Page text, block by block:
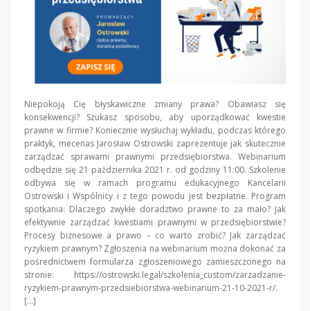
Niepokoją Cię błyskawiczne zmiany prawa? Obawiasz się
konsekwencji? Szukasz sposobu, aby uporządkować kwestie
prawne w firmie? Koniecznie wysłuchaj wykładu, podczas którego
praktyk, mecenas Jarosław Ostrowski zaprezentuje jak skutecznie
zarządzać sprawami prawnymi przedsiębiorstwa. Webinarium
odbędzie się 21 października 2021 r. od godziny 11:00. Szkolenie
odbywa się w ramach programu edukacyjnego Kancelarii
Ostrowski i Wspólnicy i z tego powodu jest bezpłatne. Program
spotkania: Dlaczego zwykłe doradztwo prawne to za mało? Jak
efektywnie zarządzać kwestiami prawnymi w przedsiębiorstwie?
Procesy biznesowe a prawo – co warto zrobić? Jak zarządzać
ryzykiem prawnym? Zgłoszenia na webinarium można dokonać za
pośrednictwem formularza zgłoszeniowego zamieszczonego na
stronie: https://ostrowski.legal/szkolenia_custom/zarzadzanie-
ryzykiem-prawnym-przedsiebiorstwa-webinarium-21-10-2021-r/.
[…]